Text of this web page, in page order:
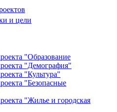
и цели
"Образование
"Демография"
"Культура"
"Безопасные
"Жилье и городская